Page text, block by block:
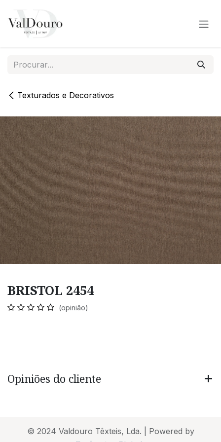
Texturados e Decorativos
BRISTOL 2454
(opinião)
Opiniões do cliente
© 2024 Valdouro Têxteis, Lda. | Powered by